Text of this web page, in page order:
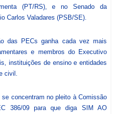
(PT/RS), e no Senado da
Carlos Valadares (PSB/SE).
das PECs ganha cada vez mais
e membros do Executivo
instituições de ensino e entidades
civil.
concentram no pleito à Comissão
386/09 para que diga SIM AO